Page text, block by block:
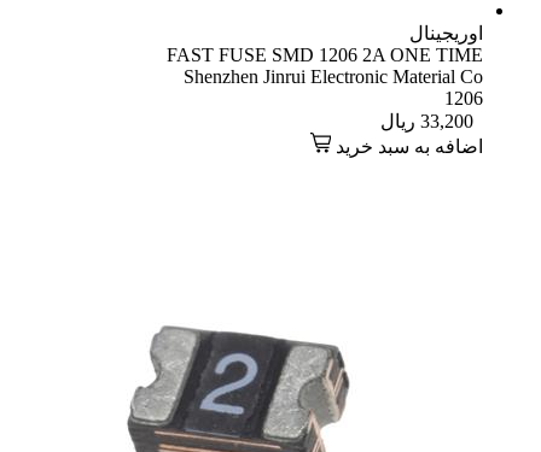
اوریجینال
FAST FUSE SMD 1206 2A ONE TIME
Shenzhen Jinrui Electronic Material Co
1206
33,200 ریال
اضافه به سبد خرید